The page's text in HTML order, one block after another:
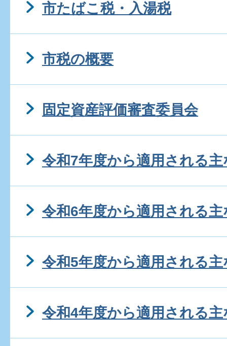
市たばこ税・入湯税
市税の概要
固定資産評価審査委員会
令和7年度から適用される主
令和6年度から適用される主
令和5年度から適用される主
令和4年度から適用される主